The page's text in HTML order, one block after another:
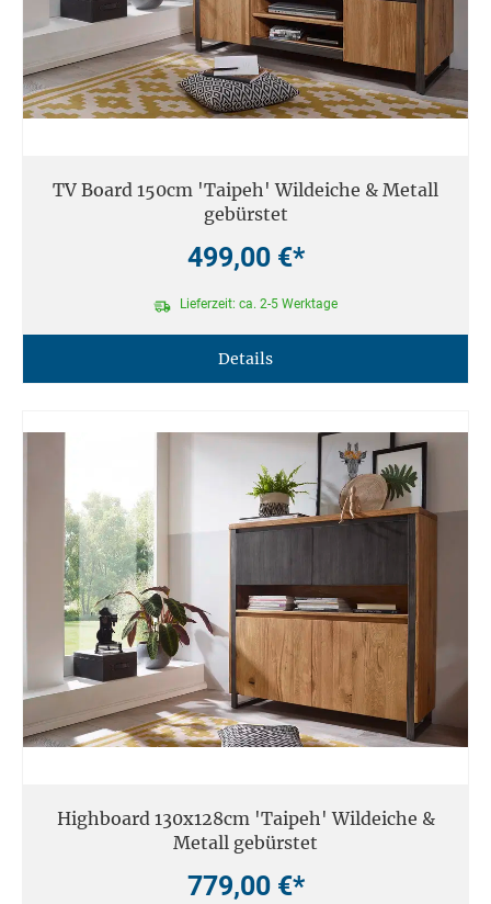
TV Board 150cm 'Taipeh' Wildeiche & Metall
gebürstet
499,00 €*
Lieferzeit: ca. 2-5 Werktage
Details
Highboard 130x128cm 'Taipeh' Wildeiche &
Metall gebürstet
779,00 €*